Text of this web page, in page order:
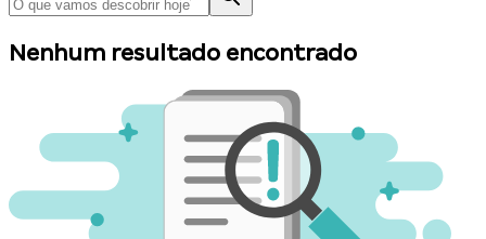
Nenhum resultado encontrado